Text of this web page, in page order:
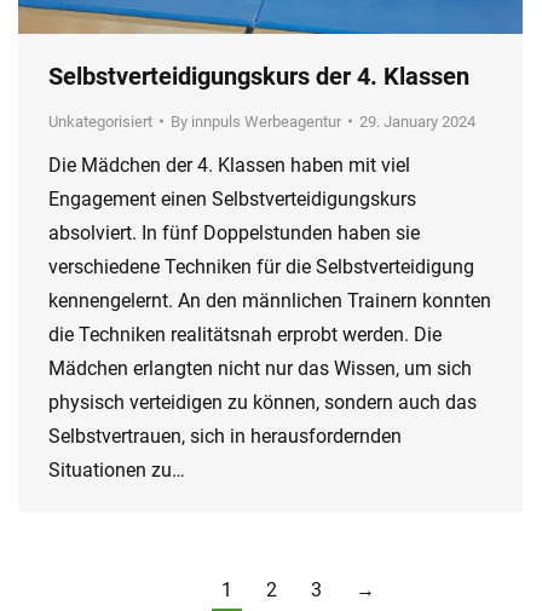
Selbstverteidigungskurs der 4. Klassen
Unkategorisiert By innpuls Werbeagentur 29. January 2024
Die Mädchen der 4. Klassen haben mit viel
Engagement einen Selbstverteidigungskurs
absolviert. In fünf Doppelstunden haben sie
verschiedene Techniken für die Selbstverteidigung
kennengelernt. An den männlichen Trainern konnten
die Techniken realitätsnah erprobt werden. Die
Mädchen erlangten nicht nur das Wissen, um sich
physisch verteidigen zu können, sondern auch das
Selbstvertrauen, sich in herausfordernden
Situationen zu…
1 2 3 →